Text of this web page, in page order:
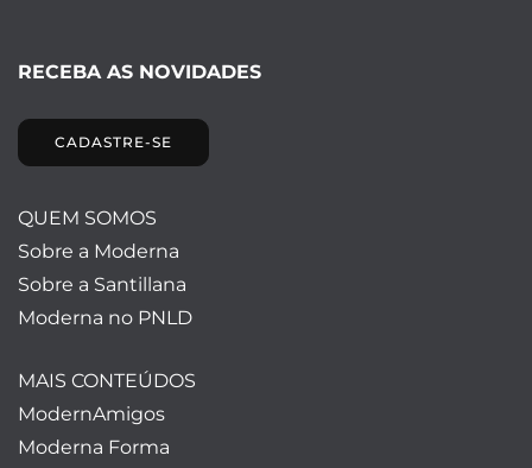
RECEBA AS NOVIDADES
CADASTRE-SE
QUEM SOMOS
Sobre a Moderna
Sobre a Santillana
Moderna no PNLD
MAIS CONTEÚDOS
ModernAmigos
Moderna Forma